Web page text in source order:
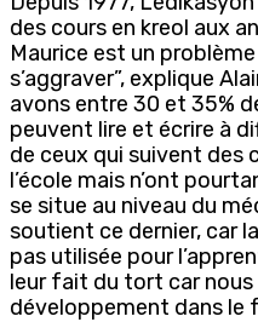
des cours en kreol aux
Maurice est un
s’aggraver”, explique
avons entre 30 et 35%
peuvent lire et écrire à
de ceux qui suivent des
l’école mais n’ont
se situe au niveau du
soutient ce dernier, car
pas utilisée pour
leur fait du tort car
développement dans le